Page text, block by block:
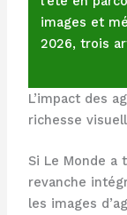
images et
2026, trois
L’impact des
richesse
Si Le Monde a
revanche
les images